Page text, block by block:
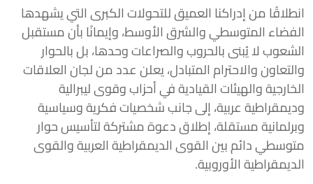
انطلاقًا من إدراكنا العميق للتحولات الكبرى التي يشهدها
الفضاء المتوسطي والشرق الأوسط، وإيمانًا بأن مستقبل
الشعوب لا يُبنى بالحروب والصراعات وحدها، بل بالحوار
والتعاون والاحترام المتبادل، يعلن عدد من لجان العلاقات
الخارجية والهيئات القيادية في أحزاب وقوى ليبرالية
وديمقراطية عربية، إلى جانب شخصيات فكرية وسياسية
وبرلمانية مستقلة، إطلاق دعوة مشتركة لتأسيس حوار
متوسطي دائم بين القوى الديمقراطية العربية والقوى
الديمقراطية الأوروبية.